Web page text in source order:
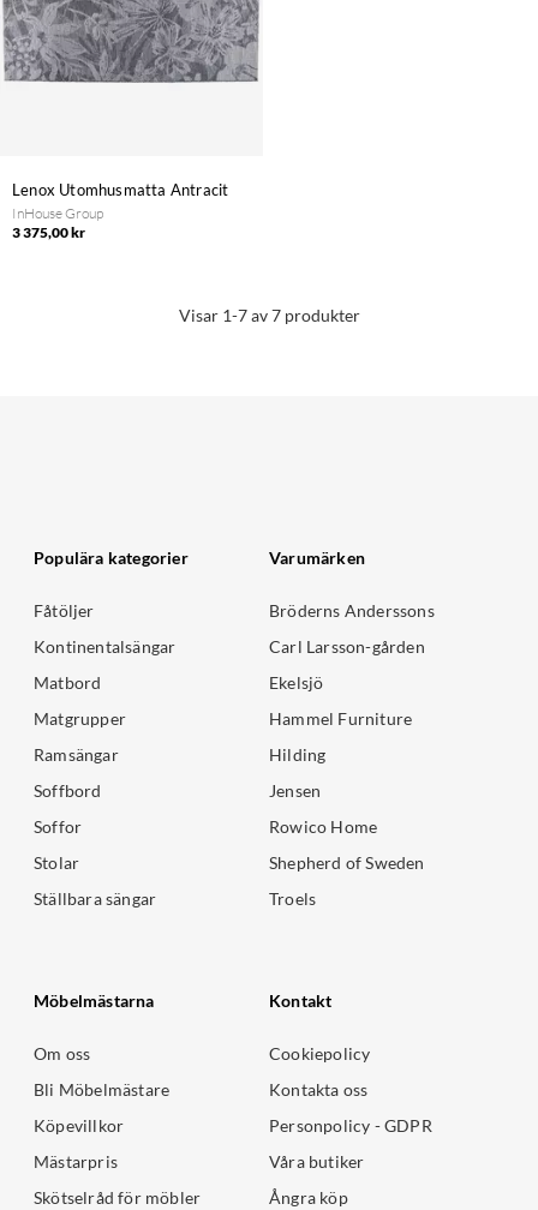
Lenox Utomhusmatta Antracit
InHouse Group
3 375,00 kr
Visar 1-7 av 7 produkter
Populära kategorier
Fåtöljer
Kontinentalsängar
Matbord
Matgrupper
Ramsängar
Soffbord
Soffor
Stolar
Ställbara sängar
Varumärken
Bröderns Anderssons
Carl Larsson-gården
Ekelsjö
Hammel Furniture
Hilding
Jensen
Rowico Home
Shepherd of Sweden
Troels
Möbelmästarna
Om oss
Bli Möbelmästare
Köpevillkor
Mästarpris
Skötselråd för möbler
Kontakt
Cookiepolicy
Kontakta oss
Personpolicy - GDPR
Våra butiker
Ångra köp